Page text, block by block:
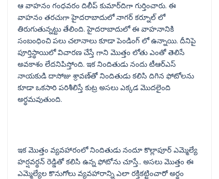
ఆ వాహనం గంధవరం దిలీప్ కుమార్‌దిగా గుర్తించారు. ఈ
వాహనం తరచుగా హైదరాబాదులో నాగర్ కర్నూల్ లో
తిరుగుతున్నట్టు తేలింది. హైదరాబాదులో ఈ వాహనానికి
సంబంధించి పలు చలానాలు కూడా పెండింగ్ లో ఉన్నాయి. దీనిపై
పూర్తిస్థాయిలో విచారణ చేస్తే గాని మొత్తం లోతు ఎంతో తెలిసే
అవకాశం లేదనిపిస్తోంది. ఇక నిందితుడు నందు టీఆర్ఎస్
నాయకుడి దాసోజు శ్రావణ్‌తో నిందితుడు కలిసి దిగిన ఫోటోలను
కూడా ఒకసారి పరిశీలిస్తే కుట్ర అసలు ఎక్కడ మొదలైంది
అర్థమవుతుంది.
ఇక మొత్తం వ్యవహారంలో నిందితుడు నందూ కొల్లాపూర్ ఎమ్మెల్యే
హర్షవర్థన్ రెడ్డితో కలిసి ఉన్న ఫోటోను చూస్తే.. అసలు మొత్తం ఈ
ఎమ్మెల్యేల కొనుగోలు వ్యవహారాన్ని ఎలా రక్తికట్టించారో అర్థం